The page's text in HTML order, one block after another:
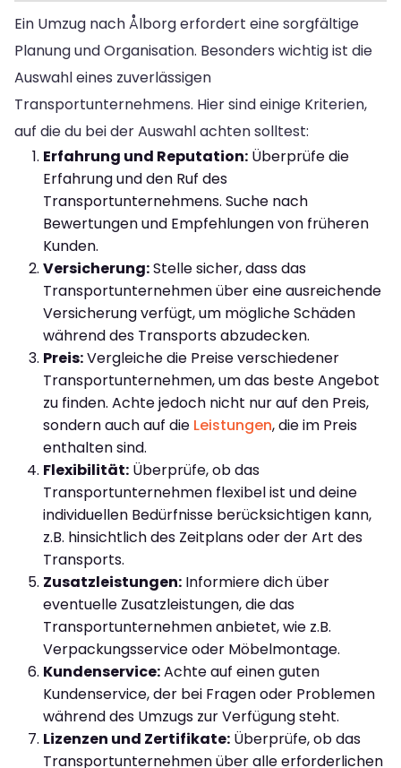
Ein Umzug nach Ålborg erfordert eine sorgfältige
Planung und Organisation. Besonders wichtig ist die
Auswahl eines zuverlässigen
Transportunternehmens. Hier sind einige Kriterien,
auf die du bei der Auswahl achten solltest:
Erfahrung und Reputation: Überprüfe die
Erfahrung und den Ruf des
Transportunternehmens. Suche nach
Bewertungen und Empfehlungen von früheren
Kunden.
Versicherung:Stelle sicher, dass das
Transportunternehmen über eine ausreichende
Versicherung verfügt, um mögliche Schäden
während des Transports abzudecken.
Preis:Vergleiche die Preise verschiedener
Transportunternehmen, um das beste Angebot
zu finden. Achte jedoch nicht nur auf den Preis,
sondern auch auf die Leistungen, die im Preis
enthalten sind.
Flexibilität: Überprüfe, ob das
Transportunternehmen flexibel ist und deine
individuellen Bedürfnisse berücksichtigen kann,
z.B. hinsichtlich des Zeitplans oder der Art des
Transports.
Zusatzleistungen: Informiere dich über
eventuelle Zusatzleistungen, die das
Transportunternehmen anbietet, wie z.B.
Verpackungsservice oder Möbelmontage.
Kundenservice:Achte auf einen guten
Kundenservice, der bei Fragen oder Problemen
während des Umzugs zur Verfügung steht.
Lizenzen und Zertifikate: Überprüfe, ob das
Transportunternehmen über alle erforderlichen